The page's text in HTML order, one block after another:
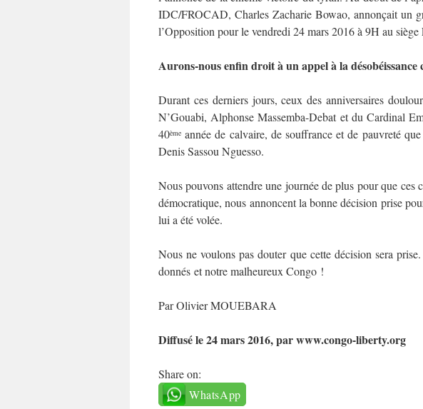
IDC/FROCAD, Charles Zacharie Bowao, annonçait un
l’Opposition pour le vendredi 24 mars 2016 à 9H au
Aurons-nous enfin droit à un appel à la désobéissance
Durant ces derniers jours, ceux des anniversaires
N’Gouabi, Alphonse Massemba-Debat et du Cardinal
40ème année de calvaire, de souffrance et de pauvreté
Denis Sassou Nguesso.
Nous pouvons attendre une journée de plus pour que ces
démocratique, nous annoncent la bonne décision prise
lui a été volée.
Nous ne voulons pas douter que cette décision sera
donnés et notre malheureux Congo !
Par Olivier MOUEBARA
Diffusé le 24 mars 2016, par www.congo-liberty.org
Share on:
WhatsApp